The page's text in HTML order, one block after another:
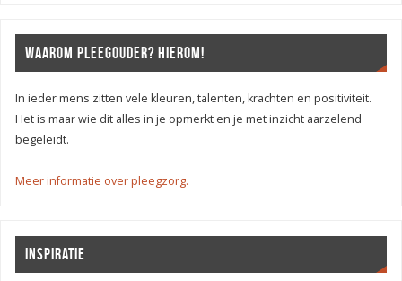
WAAROM PLEEGOUDER? HIEROM!
In ieder mens zitten vele kleuren, talenten, krachten en positiviteit.
Het is maar wie dit alles in je opmerkt en je met inzicht aarzelend
begeleidt.
Meer informatie over pleegzorg.
INSPIRATIE